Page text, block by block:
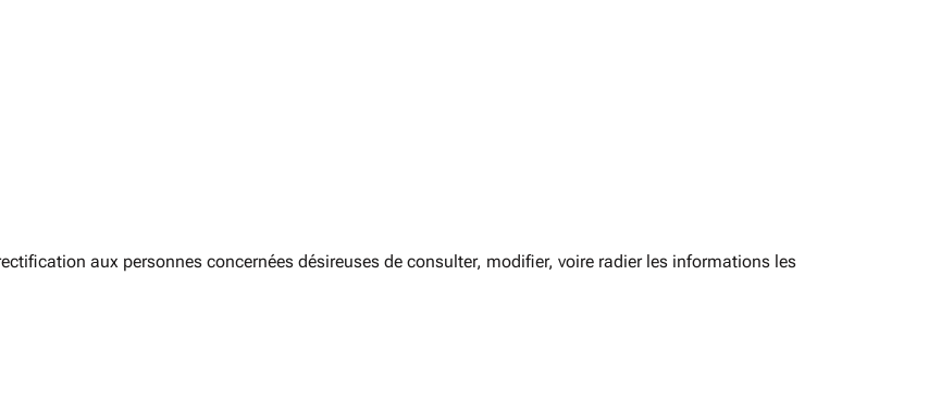
aux personnes concernées désireuses de consulter, modifier, voire radier les informations les